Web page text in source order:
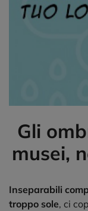
Gli
musei,
Inseparabili
troppo sole, ci